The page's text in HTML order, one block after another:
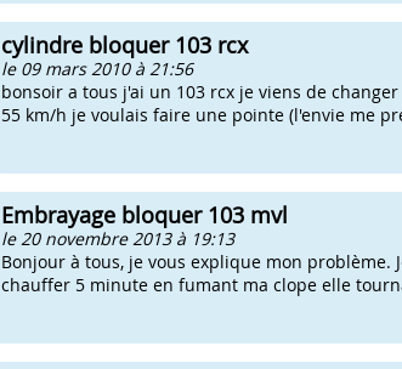
cylindre bloquer 103 rcx
le 09 mars 2010 à 21:56
bonsoir a tous j'ai un 103 rcx je viens de
55 km/h je voulais faire une pointe (l'envie me
Embrayage bloquer 103 mvl
le 20 novembre 2013 à 19:13
Bonjour à tous, je vous explique mon
chauffer 5 minute en fumant ma clope elle